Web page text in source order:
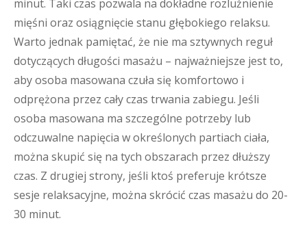
minut. Taki czas pozwala na dokładne rozluźnienie
mięśni oraz osiągnięcie stanu głębokiego relaksu.
Warto jednak pamiętać, że nie ma sztywnych reguł
dotyczących długości masażu – najważniejsze jest to,
aby osoba masowana czuła się komfortowo i
odprężona przez cały czas trwania zabiegu. Jeśli
osoba masowana ma szczególne potrzeby lub
odczuwalne napięcia w określonych partiach ciała,
można skupić się na tych obszarach przez dłuższy
czas. Z drugiej strony, jeśli ktoś preferuje krótsze
sesje relaksacyjne, można skrócić czas masażu do 20-
30 minut.